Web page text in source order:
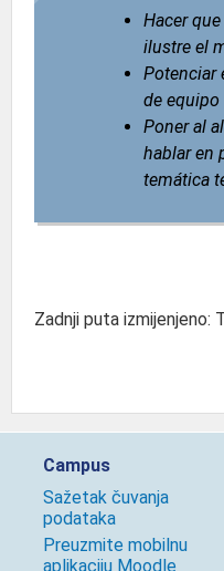
Hacer
ilustre el
Potenciar
de equipo
Poner al
hablar en
temática
Zadnji puta izmijenjeno:
Campus
Sažetak čuvanja
podataka
Preuzmite mobilnu
aplikaciju Moodle